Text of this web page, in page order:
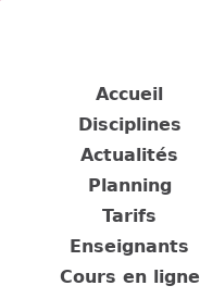
Accueil
Disciplines
Actualités
Planning
Tarifs
Enseignants
Cours en ligne